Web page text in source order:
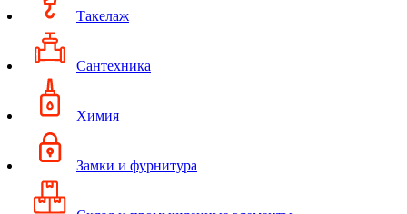
Такелаж
Сантехника
Химия
Замки и фурнитура